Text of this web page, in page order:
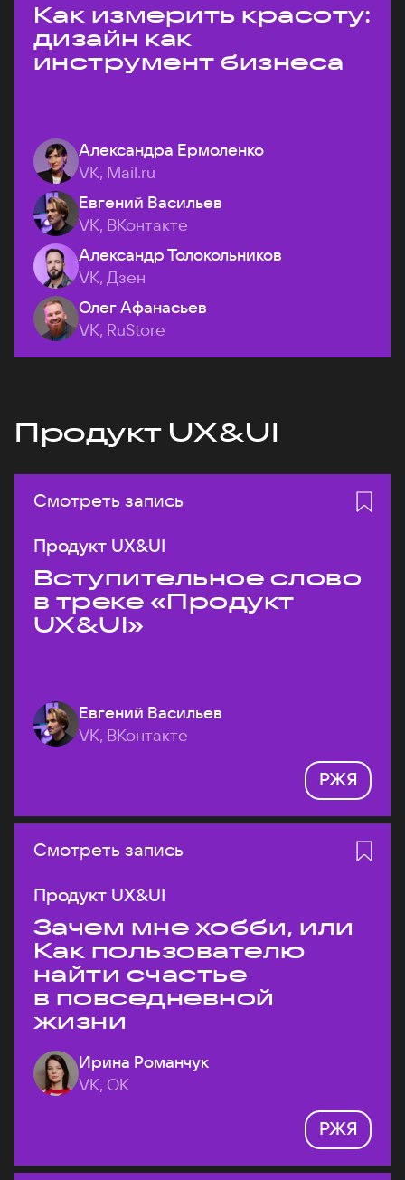
Как измерить красоту:
дизайн как
инструмент бизнеса
Александра Ермоленко
VK, Mail.ru
Евгений Васильев
VK, ВКонтакте
Александр Толокольников
VK, Дзен
Олег Афанасьев
VK, RuStore
Продукт UX&UI
Смотреть запись
Продукт UX&UI
Вступительное слово
в треке «Продукт
UX&UI»
Евгений Васильев
VK, ВКонтакте
РЖЯ
Смотреть запись
Продукт UX&UI
Зачем мне хобби, или
Как пользователю
найти счастье
в повседневной
жизни
Ирина Романчук
VK, ОК
РЖЯ